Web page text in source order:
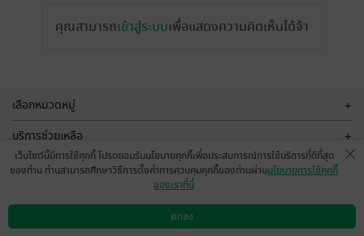
คุณสามารถเข้าสู่ระบบเพื่อแสดงความคิดเห็นได้จ้า
เลือกหมวดหมู่ +
บริการช่วยเหลือ +
เกี่ยวกับเรา
ดาวน์โหลดแอป วิธีการใช้งาน ติดต่อเรา
เว็บไซต์นี้มีการใช้คุกกี้ โปรดยอมรับนโยบายคุกกี้เพื่อประสบการณ์การใช้บริการที่ดีที่สุด
ของท่าน ท่านสามารถศึกษาวิธีการตั้งค่าการควบคุมคุกกี้ของท่านผ่านนโยบายการใช้คุกกี้
ของเราที่นี่
ตกลง